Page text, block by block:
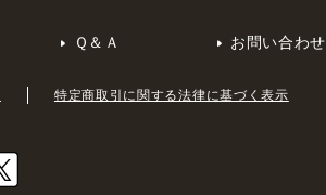
Ｑ＆Ａ お問い合わせ
特定商取引に関する法律に基づく表示